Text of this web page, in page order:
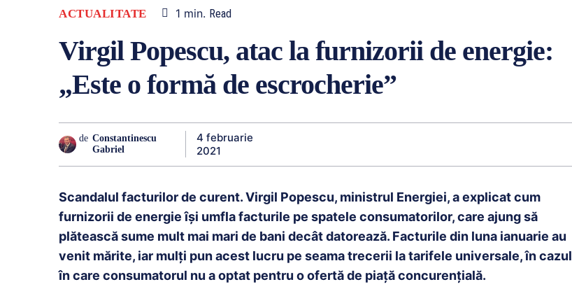
ACTUALITATE 1 min. Read
Virgil Popescu, atac la furnizorii de energie:
„Este o formă de escrocherie”
de Constantinescu
Gabriel
4 februarie
2021
Scandalul facturilor de curent. Virgil Popescu, ministrul Energiei, a explicat cum
furnizorii de energie își umfla facturile pe spatele consumatorilor, care ajung să
plătească sume mult mai mari de bani decât datorează. Facturile din luna ianuarie au
venit mărite, iar mulți pun acest lucru pe seama trecerii la tarifele universale, în cazul
în care consumatorul nu a optat pentru o ofertă de piață concurențială.